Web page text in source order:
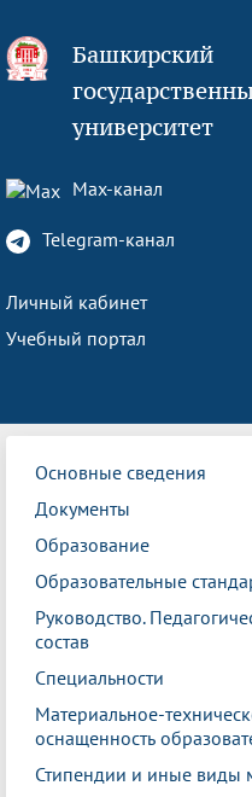
Башкирский
университет
Max-канал
Telegram-канал
Личный кабинет
Учебный портал
Основные сведения
Документы
Образование
Образовательные
Руководство.
состав
Специальности
Материальное-
оснащенность
Стипендии и иные виды